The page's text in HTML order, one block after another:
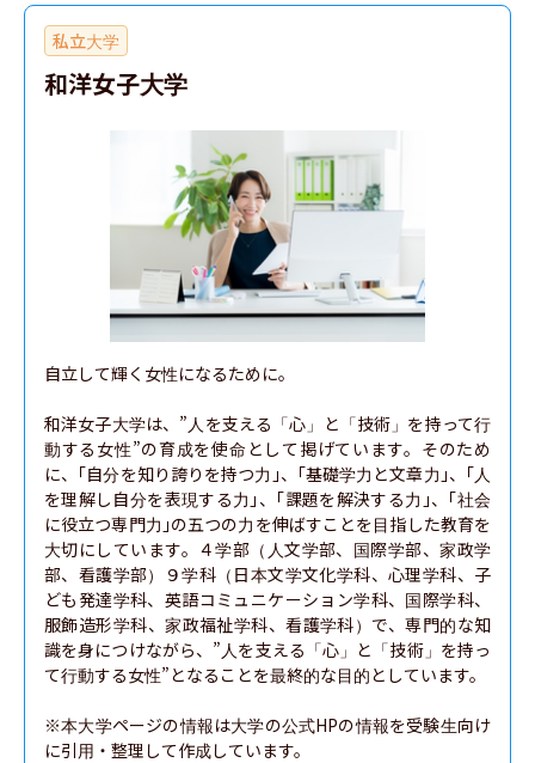
私立大学
和洋女子大学
自立して輝く女性になるために。
和洋女子大学は、”人を支える「心」と「技術」を持って行
動する女性”の育成を使命として掲げています。そのため
に、｢自分を知り誇りを持つ力｣、｢基礎学力と文章力｣、｢人
を理解し自分を表現する力｣、｢課題を解決する力｣、｢社会
に役立つ専門力｣の五つの力を伸ばすことを目指した教育を
大切にしています。４学部（人文学部、国際学部、家政学
部、看護学部）９学科（日本文学文化学科、心理学科、子
ども発達学科、英語コミュニケーション学科、国際学科、
服飾造形学科、家政福祉学科、看護学科）で、専門的な知
識を身につけながら、”人を支える「心」と「技術」を持っ
て行動する女性”となることを最終的な目的としています。
※本大学ページの情報は大学の公式HPの情報を受験生向け
に引用・整理して作成しています。